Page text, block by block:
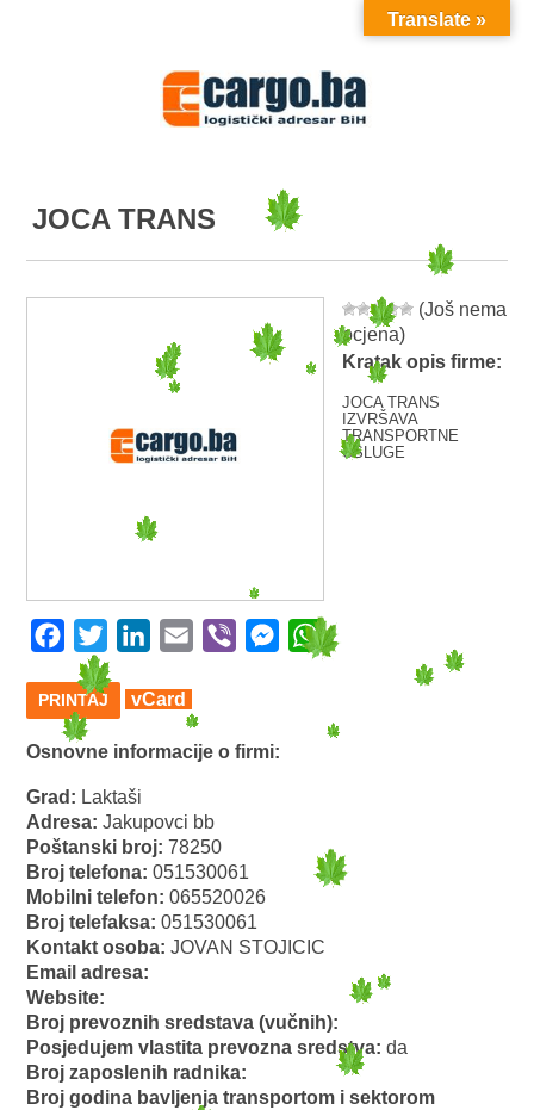
MENU
JOCA TRANS
(Još nema
ocjena)
Kratak opis firme:
JOCA TRANS
IZVRŠAVA
TRANSPORTNE
USLUGE
Facebook
Twitter LinkedIn
Email Viber Messenger
WhatsApp
PRINTAJ vCard
Osnovne informacije o firmi:
Grad: Laktaši
Adresa:Jakupovci bb
Poštanski broj:78250
Broj telefona:051530061
Mobilni telefon:065520026
Broj telefaksa:051530061
Kontakt osoba:JOVAN STOJICIC
Email adresa:
Website:
Broj prevoznih sredstava (vučnih):
Posjedujem vlastita prevozna sredstva:da
Broj zaposlenih radnika:
Broj godina bavljenja transportom i sektorom
Translate »